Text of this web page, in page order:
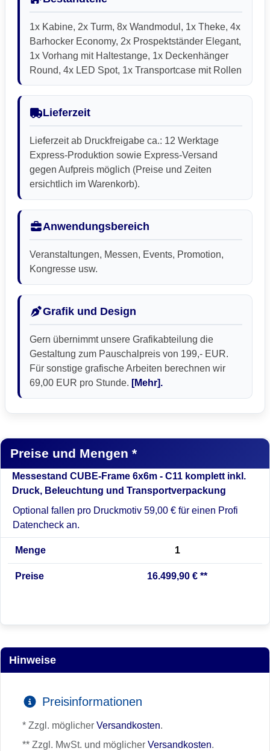
1x Kabine, 2x Turm, 8x Wandmodul, 1x Theke, 4x
Barhocker Economy, 2x Prospektständer Elegant,
1x Vorhang mit Haltestange, 1x Deckenhänger
Round, 4x LED Spot, 1x Transportcase mit Rollen
Lieferzeit
Lieferzeit ab Druckfreigabe ca.: 12 Werktage
Express-Produktion sowie Express-Versand
gegen Aufpreis möglich (Preise und Zeiten
ersichtlich im Warenkorb).
Anwendungsbereich
Veranstaltungen, Messen, Events, Promotion,
Kongresse usw.
Grafik und Design
Gern übernimmt unsere Grafikabteilung die
Gestaltung zum Pauschalpreis von 199,- EUR.
Für sonstige grafische Arbeiten berechnen wir
69,00 EUR pro Stunde. [Mehr].
Preise und Mengen *
Messestand CUBE-Frame 6x6m - C11 komplett inkl.
Druck, Beleuchtung und Transportverpackung
Optional fallen pro Druckmotiv 59,00 € für einen Profi
Datencheck an.
Menge 1
Preise 16.499,90 € **
Hinweise
Preisinformationen
* Zzgl. möglicher Versandkosten.
** Zzgl. MwSt. und möglicher Versandkosten.